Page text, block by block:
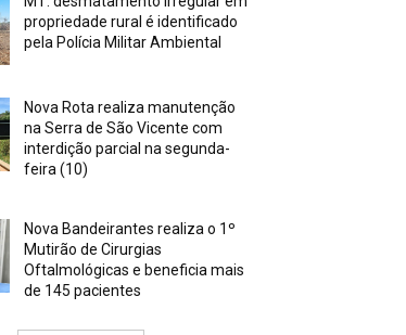
propriedade rural é identificado
pela Polícia Militar Ambiental
Nova Rota realiza manutenção
na Serra de São Vicente com
interdição parcial na segunda-
feira (10)
Nova Bandeirantes realiza o 1º
Mutirão de Cirurgias
Oftalmológicas e beneficia mais
de 145 pacientes